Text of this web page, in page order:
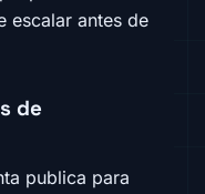
escalar antes de
de
publica para